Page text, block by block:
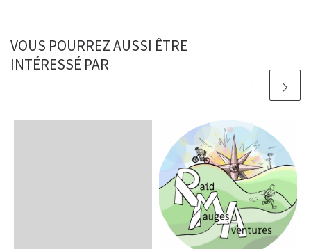
VOUS POURREZ AUSSI ÊTRE
INTÉRESSÉ PAR